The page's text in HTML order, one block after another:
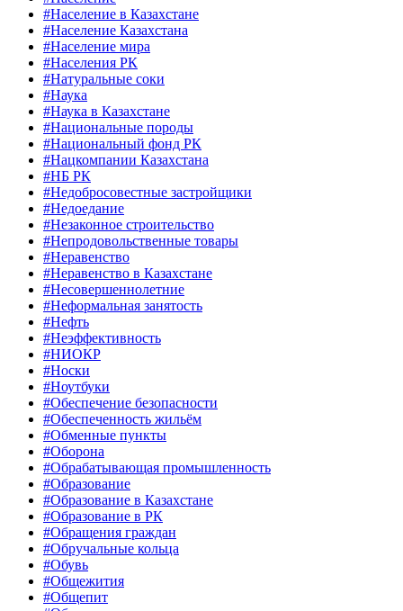
#Население в Казахстане
#Население Казахстана
#Население мира
#Населения РК
#Натуральные соки
#Наука
#Наука в Казахстане
#Национальные породы
#Национальный фонд РК
#Нацкомпании Казахстана
#НБ РК
#Недобросовестные застройщики
#Недоедание
#Незаконное строительство
#Непродовольственные товары
#Неравенство
#Неравенство в Казахстане
#Несовершеннолетние
#Неформальная занятость
#Нефть
#Неэффективность
#НИОКР
#Носки
#Ноутбуки
#Обеспечение безопасности
#Обеспеченность жильём
#Обменные пункты
#Оборона
#Обрабатывающая промышленность
#Образование
#Образование в Казахстане
#Образование в РК
#Обращения граждан
#Обручальные кольца
#Обувь
#Общежития
#Общепит